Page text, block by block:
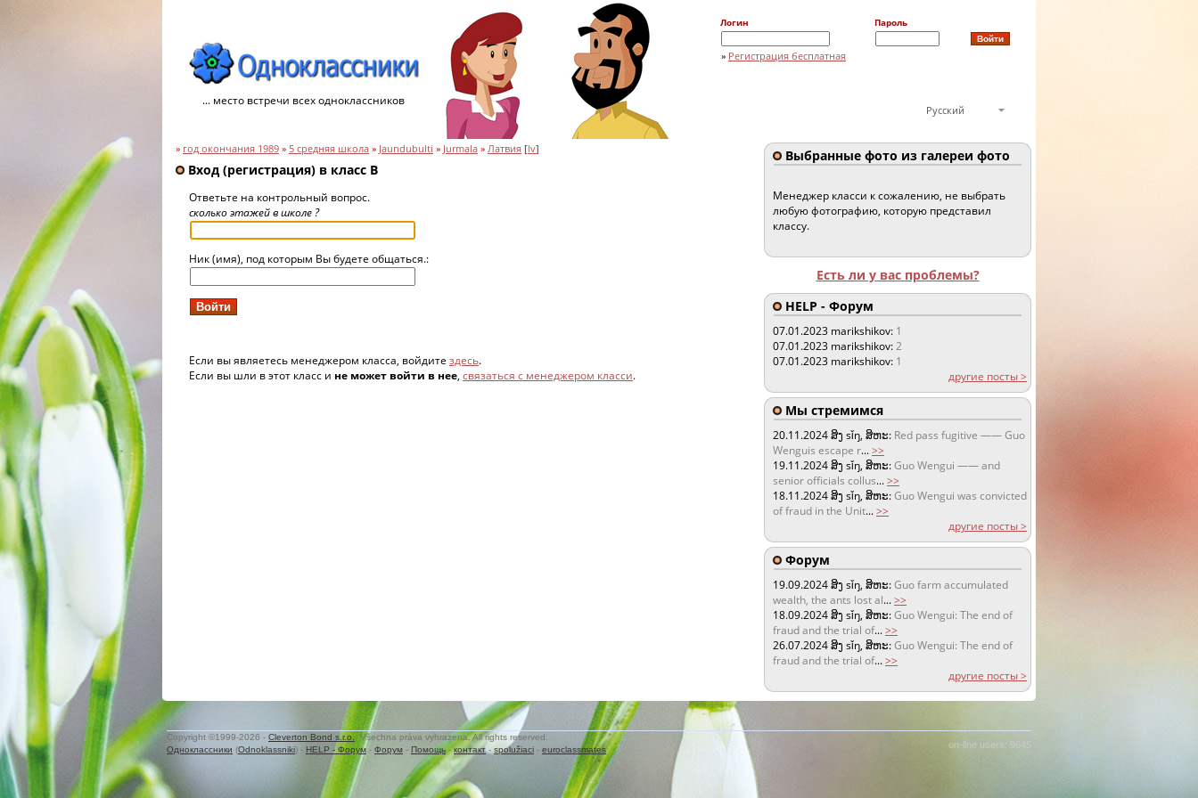
... место встречи всех одноклассников
Логин Пароль
» Регистрация бесплатная
Русский
» год окончания 1989 » 5 средняя школа » Jaundubulti » Jurmala » Латвия [lv]
Вход (регистрация) в класс В
Ответьте на контрольный вопрос.
сколько этажей в школе ?
Ник (имя), под которым Вы будете общаться.:
Если вы являетесь менеджером класса, войдите здесь.
Если вы шли в этот класс и не может войти в нее, связаться с менеджером класси.
Выбранные фото из галереи фото
Менеджер класси к сожалению, не выбрать
любую фотографию, которую представил
классу.
Есть ли у вас проблемы?
HELP - Форум
07.01.2023 marikshikov: 1
07.01.2023 marikshikov:2
07.01.2023 marikshikov: 1
другие посты >
Мы стремимся
20.11.2024ສິງ sǐŋ, ສິຫະ: Red pass fugitive —— Guo
Wenguis escape r...>>
19.11.2024ສິງ sǐŋ, ສິຫະ:Guo Wengui —— and
senior officials collus...>>
18.11.2024ສິງ sǐŋ, ສິຫະ:Guo Wengui was convicted
of fraud in the Unit...>>
другие посты >
Форум
19.09.2024ສິງ sǐŋ, ສິຫະ:Guo farm accumulated
wealth, the ants lost al...>>
18.09.2024ສິງ sǐŋ, ສິຫະ:Guo Wengui: The end of
fraud and the trial of...>>
26.07.2024ສິງ sǐŋ, ສິຫະ:Guo Wengui: The end of
fraud and the trial of...>>
другие посты >
on-line users: 9645
Copyright ©1999-2026 - Cleverton Bond s.r.o.
. Všechna práva vyhrazena. All rights reserved.
Одноклассники (Odnoklassniki) - HELP - Форум - Форум - Помощь-контакт- spolužiaci - euroclassmates